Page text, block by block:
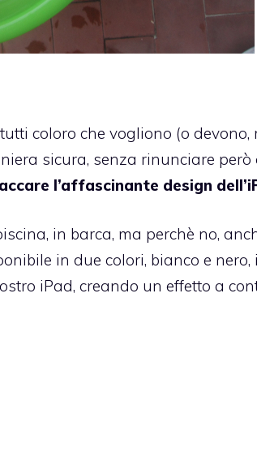
coloro che vogliono (o devono,
sicura, senza rinunciare però
l’affascinante design
in barca, ma perchè no,
in due colori, bianco e
iPad, creando un effetto a